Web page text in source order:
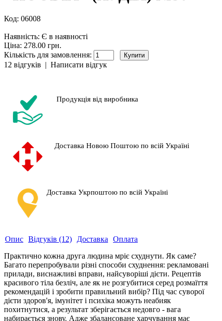
Код: 06008
Наявність: Є в наявності
Ціна: 278.00 грн.
Кількість для замовлення:
12 відгуків | Написати відгук
Продукція від виробника
Доставка Новою Поштою по всій Україні
Доставка Укрпоштою по всій Україні
Опис Відгуків (12) Доставка
Оплата
Практично кожна друга людина мріє схуднути. Як саме?
Багато перепробували різні способи схуднення: рекламовані
прилади, виснажливі вправи, найсуворіші дієти. Рецептів
красивого тіла безліч, але як не розгубитися серед розмаїття
рекомендацій і зробити правильний вибір? Під час суворої
дієти здоров'я, імунітет і психіка можуть неабияк
похитнутися, а результат зберігається недовго - вага
набирається знову. Адже збалансоване харчування має